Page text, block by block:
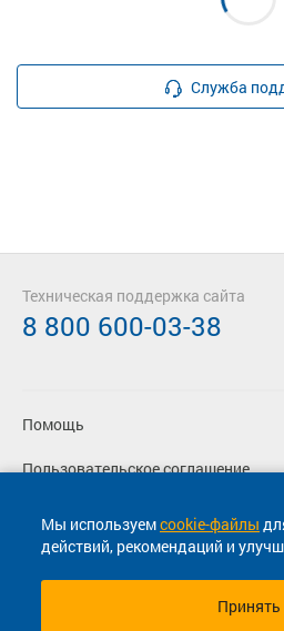
Служба
Мы используемcookie-файлы
действий, рекомендаций и
Принять
Помощь
Пользовательское соглашение
Политика конфиденциальности
Согласие на маркетинговые
Техническая поддержка сайта
8 800 600-03-38
© 2013-2026, ООО "Капитал"-